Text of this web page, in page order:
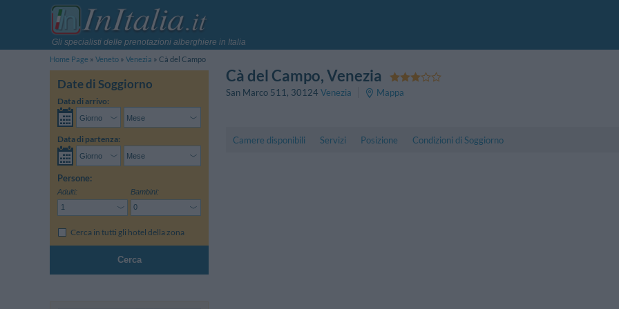
Gli specialisti delle prenotazioni alberghiere in Italia
Home Page
Veneto Venezia Cà del Campo
Date di Soggiorno
Data di arrivo:
Data di partenza:
Persone:
Adulti: Bambini:
Cerca in tutti gli hotel della zona
Cerca
Cà del Campo, Venezia
San Marco 511, 30124 Venezia Mappa
Camere disponibili Servizi Posizione Condizioni di Soggiorno